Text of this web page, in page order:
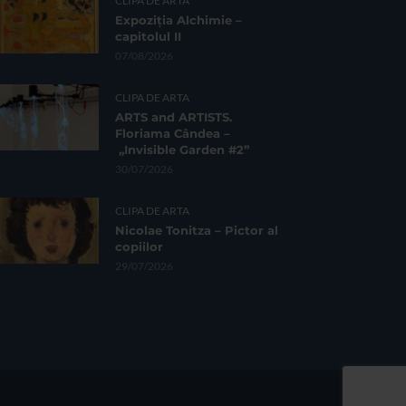
Expoziția Alchimie –
capitolul II
07/08/2026
CLIPA DE ARTA
ARTS and ARTISTS.
Floriama Cândea –
„Invisible Garden #2”
30/07/2026
CLIPA DE ARTA
Nicolae Tonitza – Pictor al
copiilor
29/07/2026